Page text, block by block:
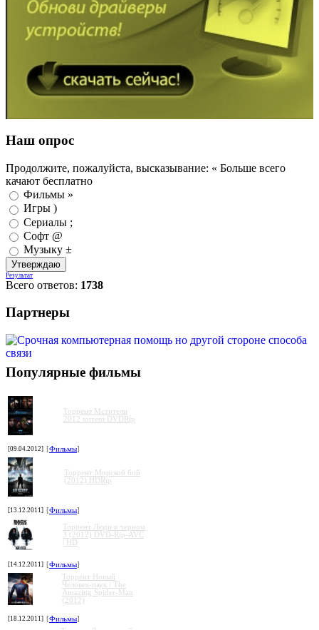
Наш опрос
Продолжите, пожалуйста, высказывание: « Больше всего
качают бесплатно
Фильмы »
Игры )
Сериалы ;
Софт @
Музыку ±
Результат
Всего ответов: 1738
Партнеры
Популярные фильмы
Торрент Мстители
2012 torrent DVDRip
[09.04.2012] [Фильмы]
Торрент Морской бой
(2012) HDRip
[13.12.2011] [Фильмы]
Торрент Люди в черном
3 (2012) DVD-Rip-AVC
| HD
[14.12.2011] [Фильмы]
Торрент Новый
Человек-паук / The
Amazing Spider-Man
(2012)
[18.12.2011] [Фильмы]